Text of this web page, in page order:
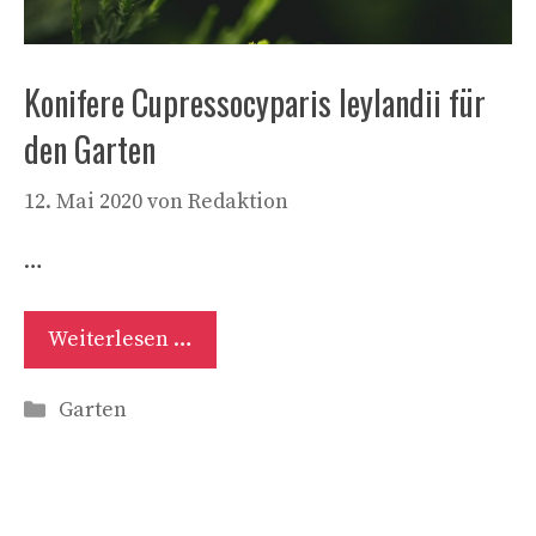
Konifere Cupressocyparis leylandii für
den Garten
12. Mai 2020vonRedaktion
…
Weiterlesen …
Kategorien
Garten